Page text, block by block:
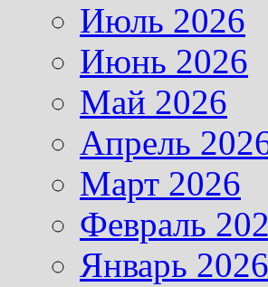
Июль 2026
Июнь 2026
Май 2026
Апрель
Март 2026
Февраль
Январь 2026